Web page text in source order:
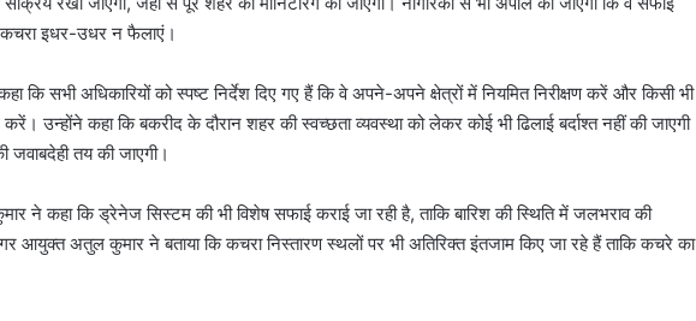
इधर-उधर न फैलाएं।
सभी अधिकारियों को स्पष्ट निर्देश दिए गए हैं कि वे अपने-अपने क्षेत्रों में नियमित निरीक्षण करें और किसी भी
उन्होंने कहा कि बकरीद के दौरान शहर की स्वच्छता व्यवस्था को लेकर कोई भी ढिलाई बर्दाश्त नहीं की जाएगी
जवाबदेही तय की जाएगी।
ने कहा कि ड्रेनेज सिस्टम की भी विशेष सफाई कराई जा रही है, ताकि बारिश की स्थिति में जलभराव की
आयुक्त अतुल कुमार ने बताया कि कचरा निस्तारण स्थलों पर भी अतिरिक्त इंतजाम किए जा रहे हैं ताकि कचरे का